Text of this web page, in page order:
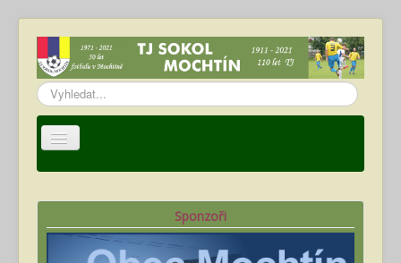
Vyhledávání...
Oddíl fotbalu
Sponzoři